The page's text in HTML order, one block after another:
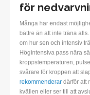
för
Många har endast
bättre än att inte träna
om hur sen och intensiv
Högintensiva pass nära
kroppstemperaturen,
svårare för kroppen att
rekommenderar därför att
kvällen eller ser till att